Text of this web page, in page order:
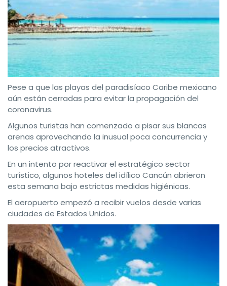
Pese a que las playas del paradisíaco Caribe mexicano
aún están cerradas para evitar la propagación del
coronavirus.
Algunos turistas han comenzado a pisar sus blancas
arenas aprovechando la inusual poca concurrencia y
los precios atractivos.
En un intento por reactivar el estratégico sector
turístico, algunos hoteles del idílico Cancún abrieron
esta semana bajo estrictas medidas higiénicas.
El aeropuerto empezó a recibir vuelos desde varias
ciudades de Estados Unidos.